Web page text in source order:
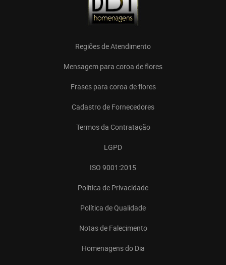
Regiões de Atendimento
Mensagem para coroa de flores
Frases para coroa de flores
Cadastro de Fornecedores
Termos da Contratação
LGPD
ISO 9001:2015
Política de Privacidade
Política de Qualidade
Notas de Falecimento
Homenagens do Dia